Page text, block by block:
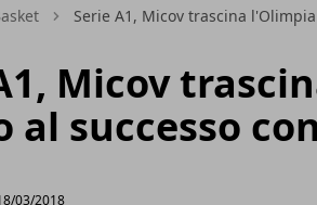
Serie A1, Micov trascina
Micov
al successo
03/2018